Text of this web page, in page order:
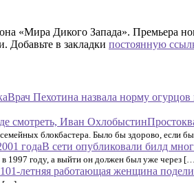
«Мира Дикого Запада». Премьера
Добавьте в закладки постоянную
Врач Пехотина назвала норму огурцов
блокбастера. Было бы здорово, если
В сети опубликовали билд
в 1997 году, а выйти он должен был уже через
101-летняя работающая женщина